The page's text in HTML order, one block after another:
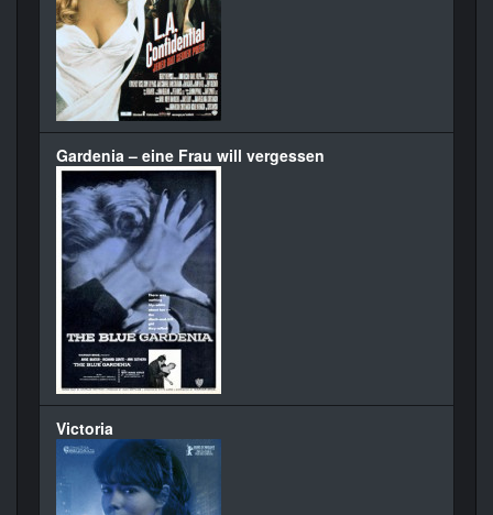
Gardenia – eine Frau will vergessen
Victoria